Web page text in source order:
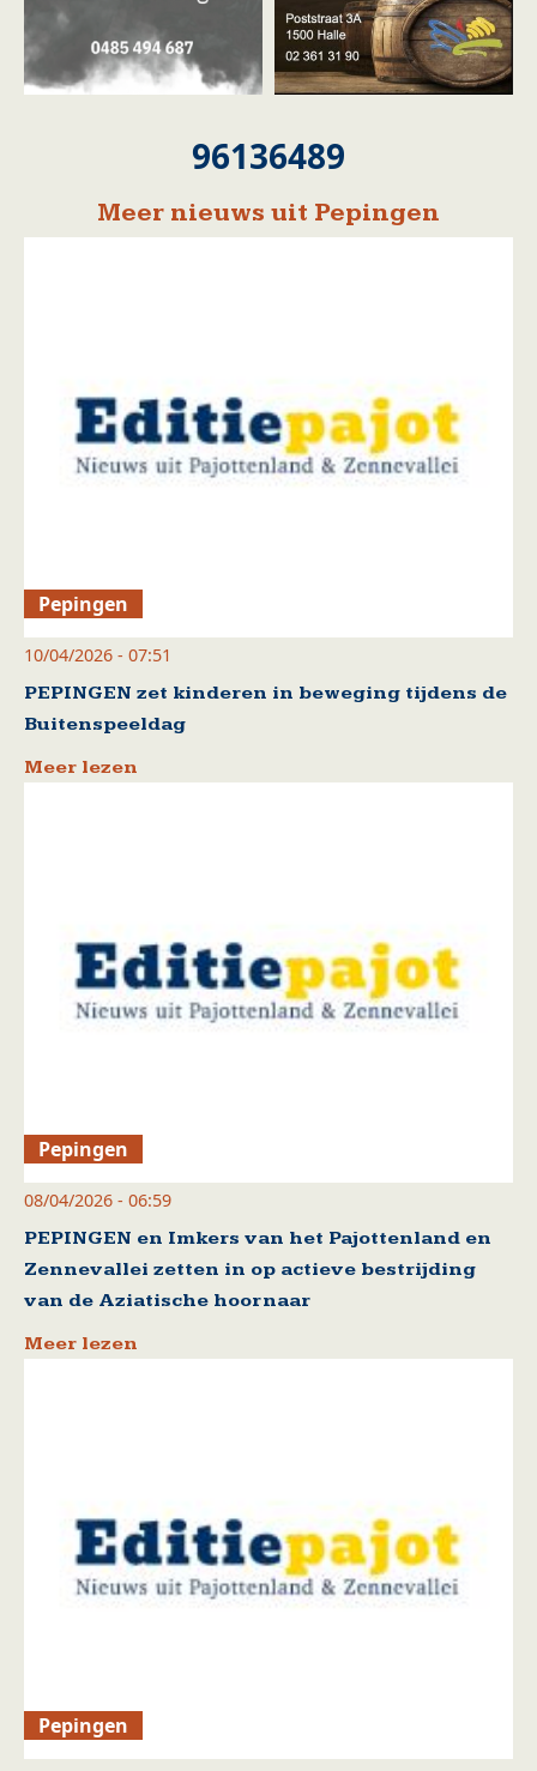
96136489
Meer nieuws uit Pepingen
Pepingen
10/04/2026 - 07:51
PEPINGEN zet kinderen in beweging tijdens de
Buitenspeeldag
Meer lezen
Pepingen
08/04/2026 - 06:59
PEPINGEN en Imkers van het Pajottenland en
Zennevallei zetten in op actieve bestrijding
van de Aziatische hoornaar
Meer lezen
Pepingen